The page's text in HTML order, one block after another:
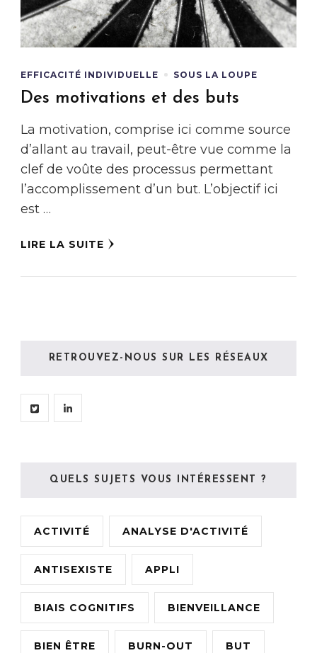
EFFICACITÉ INDIVIDUELLE SOUS LA LOUPE
Des motivations et des buts
La motivation, comprise ici comme source
d’allant au travail, peut-être vue comme la
clef de voûte des processus permettant
l’accomplissement d’un but. L’objectif ici
est …
LIRE LA SUITE
RETROUVEZ-NOUS SUR LES RÉSEAUX
QUELS SUJETS VOUS INTÉRESSENT ?
ACTIVITÉ ANALYSE D'ACTIVITÉ
ANTISEXISTE APPLI
BIAIS COGNITIFS BIENVEILLANCE
BIEN ÊTRE BURN-OUT BUT